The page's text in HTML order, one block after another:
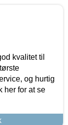
kvalitet til
og hurtig
her for at se